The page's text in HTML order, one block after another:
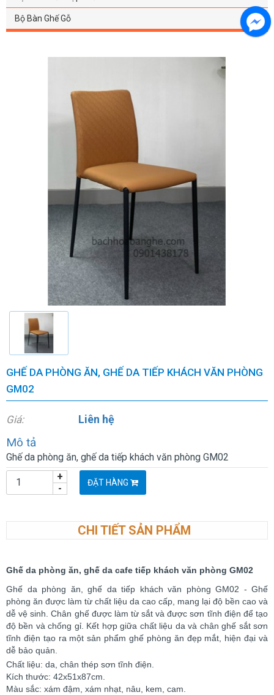
Bộ Bàn Ghế Gỗ
GHẾ DA PHÒNG ĂN, GHẾ DA TIẾP KHÁCH VĂN PHÒNG
GM02
Giá: Liên hệ
Mô tả
Ghế da phòng ăn, ghế da tiếp khách văn phòng GM02
-
+ ĐẶT HÀNG
CHI TIẾT SẢN PHẨM
Ghế da phòng ăn, ghế da cafe tiếp khách văn phòng GM02
Ghế da phòng ăn, ghế da tiếp khách văn phòng GM02 - Ghế
phòng ăn được làm từ chất liệu da cao cấp, mang lại độ bền cao và
dễ vệ sinh. Chân ghế được làm từ sắt và được sơn tĩnh điện để tạo
độ bền và chống gỉ. Kết hợp giữa chất liệu da và chân ghế sắt sơn
tĩnh điện tạo ra một sản phẩm ghế phòng ăn đẹp mắt, hiện đại và
dễ bảo quản.
Chất liệu: da, chân thép sơn tĩnh điện.
Kích thước: 42x51x87cm.
Màu sắc: xám đậm, xám nhạt, nâu, kem, cam.